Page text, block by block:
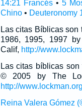
14:21 Francés• 5
Chino• Deuteronomy
Las citas Bíblicas
1986, 1995, 1997
Calif, http://
Las citas bíblicas
© 2005 by The
http://www.lockman.org
Reina Valera Gómez